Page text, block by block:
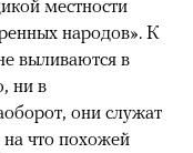
местности
народов». К
выливаются в
ни в
они служат
что похожей